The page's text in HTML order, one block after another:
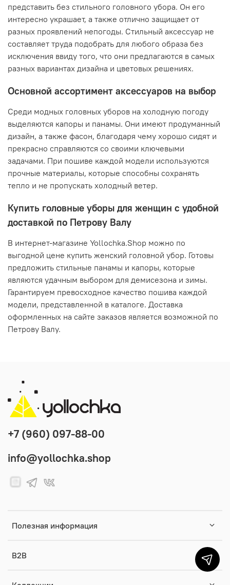
представить без стильного головного убора. Он его
интересно украшает, а также отлично защищает от
разных проявлений непогоды. Стильный аксессуар не
составляет труда подобрать для любого образа без
исключения ввиду того, что они предлагаются в самых
разных вариантах дизайна и цветовых решениях.
Основной ассортимент аксессуаров на выбор
Среди модных головных уборов на холодную погоду
выделяются капоры и панамы. Они имеют продуманный
дизайн, а также фасон, благодаря чему хорошо сидят и
прекрасно справляются со своими ключевыми
задачами. При пошиве каждой модели используются
прочные материалы, которые способны сохранять
тепло и не пропускать холодный ветер.
Купить головные уборы для женщин с удобной
доставкой по Петрову Валу
В интернет-магазине Yollochka.Shop можно по
выгодной цене купить женский головной убор. Готовы
предложить стильные панамы и капоры, которые
являются удачным выбором для демисезона и зимы.
Гарантируем превосходное качество пошива каждой
модели, представленной в каталоге. Доставка
оформленных на сайте заказов является возможной по
Петрову Валу.
Полезная информация
B2B
+7 (960) 097-88-00
info@yollochka.shop